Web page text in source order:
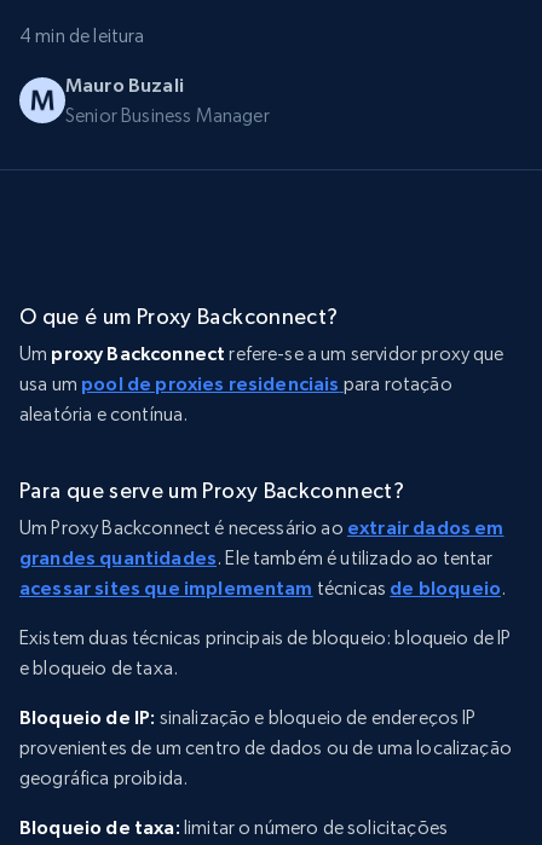
4 min de leitura
Mauro Buzali
Senior Business Manager
O que é um Proxy Backconnect?
Um proxy Backconnect refere-se a um servidor proxy que
usa um pool de proxies residenciais para rotação
aleatória e contínua.
Para que serve um Proxy Backconnect?
Um Proxy Backconnect é necessário ao extrair dados em
grandes quantidades. Ele também é utilizado ao tentar
acessar sites que implementam técnicas de bloqueio.
Existem duas técnicas principais de bloqueio: bloqueio de IP
e bloqueio de taxa.
Bloqueio de IP: sinalização e bloqueio de endereços IP
provenientes de um centro de dados ou de uma localização
geográfica proibida.
Bloqueio de taxa: limitar o número de solicitações